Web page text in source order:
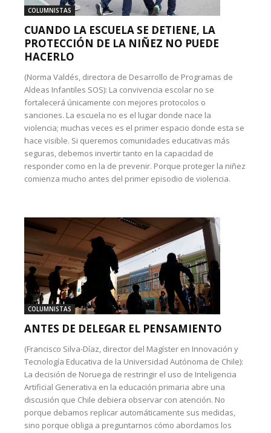
COLUMNISTAS
CUANDO LA ESCUELA SE DETIENE, LA
PROTECCIÓN DE LA NIÑEZ NO PUEDE
HACERLO
(Norma Valdés, directora de Desarrollo de Programas de
Aldeas Infantiles SOS): La convivencia escolar no se
fortalecerá únicamente con mejores protocolos o
sanciones. La escuela no es el lugar donde nace la
violencia; muchas veces es el primer espacio donde esta se
hace visible. Si queremos comunidades educativas más
seguras, debemos invertir tanto en la capacidad de
responder como en la de prevenir. Porque proteger la niñez
comienza mucho antes del primer episodio de violencia.
COLUMNISTAS
ANTES DE DELEGAR EL PENSAMIENTO
(Francisco Silva-Díaz, director del Magíster en Innovación y
Tecnología Educativa de la Universidad Autónoma de Chile):
La decisión de Noruega de restringir el uso de Inteligencia
Artificial Generativa en la educación primaria abre una
discusión que Chile debiera observar con atención. No
porque debamos replicar automáticamente sus medidas,
sino porque obliga a preguntarnos cómo abordamos los